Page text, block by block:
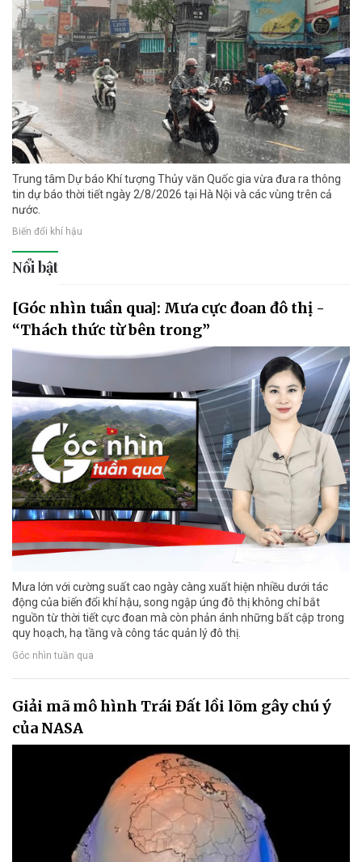
Trung tâm Dự báo Khí tượng Thủy văn Quốc gia vừa đưa ra thông
tin dự báo thời tiết ngày 2/8/2026 tại Hà Nội và các vùng trên cả
nước.
Biến đổi khí hậu
Nổi bật
[Góc nhìn tuần qua]: Mưa cực đoan đô thị -
“Thách thức từ bên trong”
Mưa lớn với cường suất cao ngày càng xuất hiện nhiều dưới tác
động của biến đổi khí hậu, song ngập úng đô thị không chỉ bắt
nguồn từ thời tiết cực đoan mà còn phản ánh những bất cập trong
quy hoạch, hạ tầng và công tác quản lý đô thị.
Góc nhìn tuần qua
Giải mã mô hình Trái Đất lồi lõm gây chú ý
của NASA